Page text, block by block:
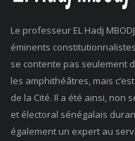
Le professeur EL Hadj
éminents
se contente pas seulement
les amphithéâtres, mais
de la Cité. Il a été ainsi, non
et électoral sénégalais
également un expert au